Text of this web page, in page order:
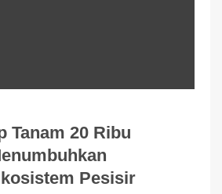
Tanam 20 Ribu
Pesisir